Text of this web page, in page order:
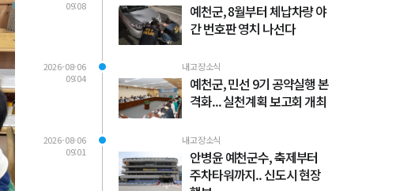
09:08
예천군, 8월부터 체납차량 야
간 번호판 영치 나선다
2026-08-06
09:04
내고장소식
예천군, 민선 9기 공약실행 본
격화... 실천계획 보고회 개최
2026-08-06
09:01
내고장소식
안병윤 예천군수, 축제부터
주차타워까지.. 신도시 현장